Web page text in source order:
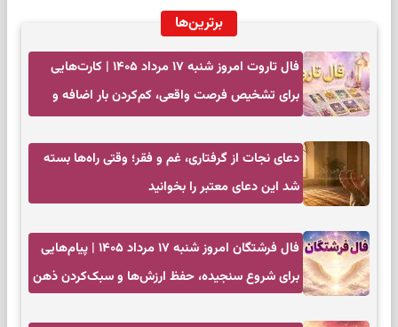
برترین‌ها
فال تاروت امروز شنبه ۱۷ مرداد ۱۴۰۵ | کارت‌هایی
برای تشخیص فرصت واقعی، کم‌کردن بار اضافه و
دعای نجات از گرفتاری، غم و فقر؛ وقتی راه‌ها بسته
شد این دعای معتبر را بخوانید
فال فرشتگان امروز شنبه ۱۷ مرداد ۱۴۰۵ | پیام‌هایی
برای شروع سنجیده، حفظ ارزش‌ها و سبک‌کردن ذهن